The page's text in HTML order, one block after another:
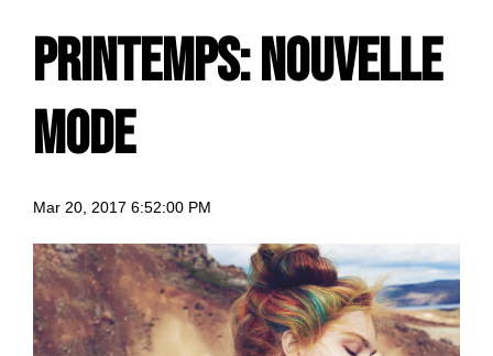
Printemps: Nouvelle
Mode
Mar 20, 2017 6:52:00 PM